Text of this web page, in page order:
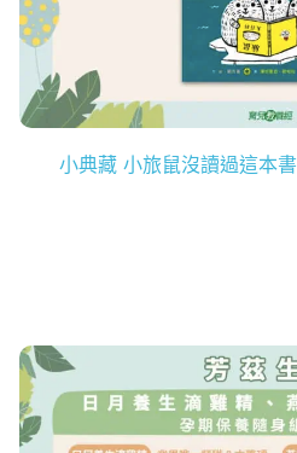
小典藏 小旅鼠沒讀過這本書